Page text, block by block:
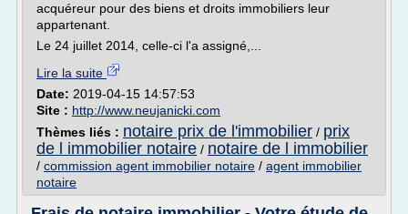
acquéreur pour des biens et droits immobiliers leur
appartenant.
Le 24 juillet 2014, celle-ci l'a assigné,...
Lire la suite
Date: 2019-04-15 14:57:53
Site : http://www.neujanicki.com
Thèmes liés : notaire prix de l'immobilier / prix
de l immobilier notaire / notaire de l immobilier
/ commission agent immobilier notaire / agent immobilier
notaire